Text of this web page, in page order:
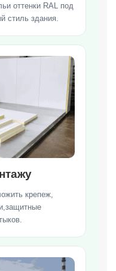
оттенки RAL под
здания.
крепеж,